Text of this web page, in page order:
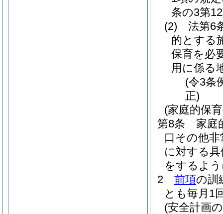
条の3第
(2)
法第6
的とする
保育を必
用に係る
(令3条
正)
(家庭的保
第8条
家庭
口その他
に対する
をするよ
2
前項の訓
とも毎月1
(安全計画